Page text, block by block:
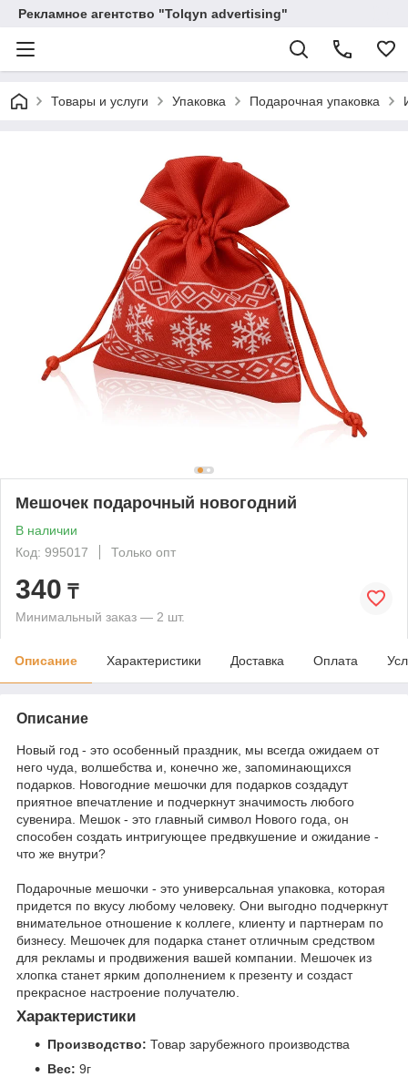
Рекламное агентство "Tolqyn advertising"
Товары и услуги Упаковка Подарочная упаковка
Мешочек подарочный новогодний
В наличии
Код: 995017
Только опт
340 ₸
Минимальный заказ — 2 шт.
Описание Характеристики Доставка Оплата
Описание
Новый год - это особенный праздник, мы всегда ожидаем от
него чуда, волшебства и, конечно же, запоминающихся
подарков. Новогодние мешочки для подарков создадут
приятное впечатление и подчеркнут значимость любого
сувенира. Мешок - это главный символ Нового года, он
способен создать интригующее предвкушение и ожидание -
что же внутри?
Подарочные мешочки - это универсальная упаковка, которая
придется по вкусу любому человеку. Они выгодно подчеркнут
внимательное отношение к коллеге, клиенту и партнерам по
бизнесу. Мешочек для подарка станет отличным средством
для рекламы и продвижения вашей компании. Мешочек из
хлопка станет ярким дополнением к презенту и создаст
прекрасное настроение получателю.
Характеристики
Производство: Товар зарубежного производства
Вес: 9г